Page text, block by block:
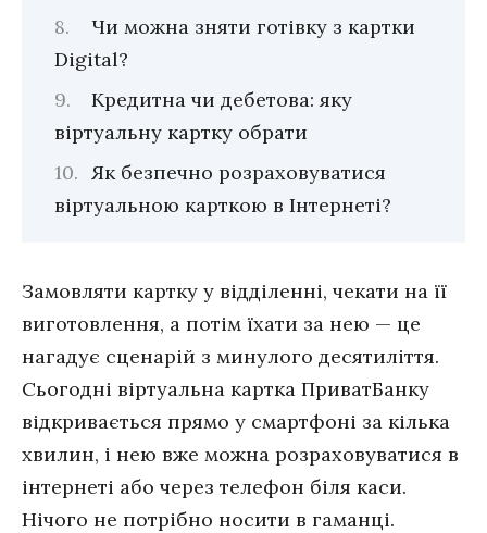
Чи можна зняти готівку з картки
Digital?
Кредитна чи дебетова: яку
віртуальну картку обрати
Як безпечно розраховуватися
віртуальною карткою в Інтернеті?
Замовляти картку у відділенні, чекати на її
виготовлення, а потім їхати за нею — це
нагадує сценарій з минулого десятиліття.
Сьогодні віртуальна картка ПриватБанку
відкривається прямо у смартфоні за кілька
хвилин, і нею вже можна розраховуватися в
інтернеті або через телефон біля каси.
Нічого не потрібно носити в гаманці.